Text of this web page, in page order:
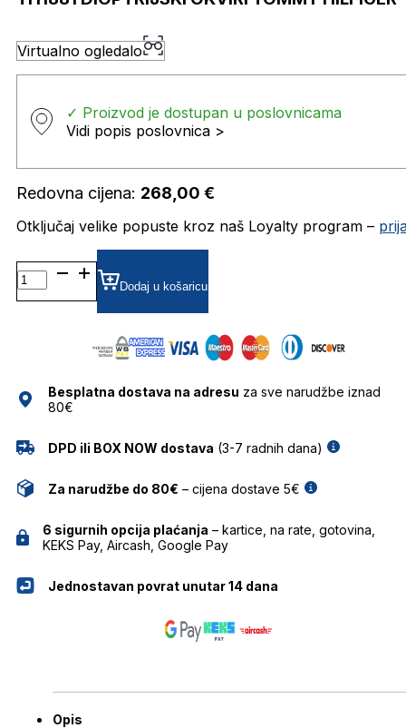
Virtualno ogledalo
✓ Proizvod je dostupan u poslovnicama
Vidi popis poslovnica >
Redovna cijena: 268,00 €
Otključaj velike popuste kroz naš Loyalty program –
TH1881 DIOPTRIJSKI
OKVIRI
TOMMY
Dodaj u košaricu
Besplatna dostava na adresu za sve narudžbe iznad
80€
DPD ili BOX NOW dostava (3-7 radnih dana)
Za narudžbe do 80€ – cijena dostave 5€
6 sigurnih opcija plaćanja – kartice, na rate, gotovina,
KEKS Pay, Aircash, Google Pay
Jednostavan povrat unutar 14 dana
Opis